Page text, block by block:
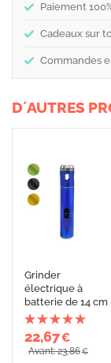
Paiement
Cadeaux sur
Commandes
D´AUTRES
Grinder
électrique à
batterie de 14 cm
22,67€
Avant: 23,86€